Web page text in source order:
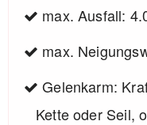
max. Ausfall:
max.
Gelenkarm:
Kette oder Seil,